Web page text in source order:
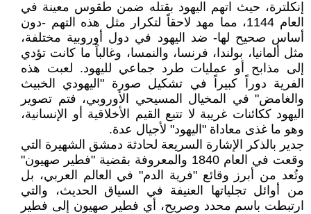
إنكلترة، حيث اتهم اليهود بقتله ضمن طقوس معينة في
العام 1144، مما مهد لاحقاً لتكرار مثل هذه التهم -دون
أساس صحيح لها- ضد اليهود في دول أوروبية مختلفة،
مثل ألمانيا، بولندا، فرنسا، والنمسا، وغالباً ما كانت تؤدي
إلى مذابح أو عمليات طرد جماعي لليهود. لعبت هذه
الفرية دوراً كبيراً في تشكيل صورة "اليهودي الخبيث
والغامض" في المخيال المسيحي الأوروبي، فتم تصوير
اليهود ككائنات غريبة لا تتبع القيم الأخلاقية أو الإنسانية،
وهو ما غذى معاداة "اليهود" لأجيال عدة.
جدير بالذكر الإشارة السريعة لحادثة دمشق الشهيرة التي
وقعت في العام 1840 والمعروفة بقضية "فطير صهيون"
وتُعد من أبرز وقائع "فرية الدم" في العالم العربي، بل
من أوائل تجلياتها العنيفة في السياق الحديث، والتي
ارتبطت باسم محدد وصريح، أي فطير صهيون إلى فطير